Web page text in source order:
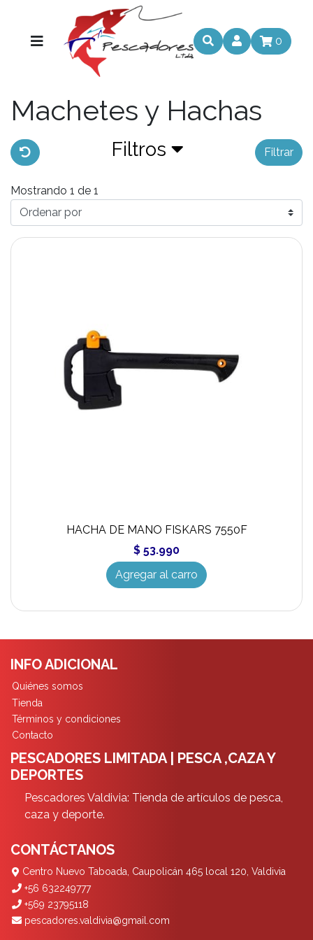
0
Machetes y Hachas
Filtros Filtrar
Mostrando 1 de 1
HACHA DE MANO FISKARS 7550F
$ 53.990
Agregar al carro
INFO ADICIONAL
Quiénes somos
Tienda
Términos y condiciones
Contacto
PESCADORES LIMITADA | PESCA ,CAZA Y
DEPORTES
Pescadores Valdivia: Tienda de artículos de pesca,
caza y deporte.
CONTÁCTANOS
Centro Nuevo Taboada, Caupolicán 465 local 120, Valdivia
+56 632249777
+569 23795118
pescadores.valdivia@gmail.com